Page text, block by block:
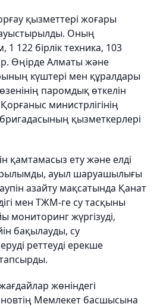
қызметтері жоғары
Оның
122 бірлік техника, 103
Өңірде Алматы және
күштері мен құралдары
паромдық өткелін
министрлігінің
қызметкерлері
қамтамасыз ету және елді
ауыл шаруашылығы
азайту мақсатында Қанат
мен ТЖМ-ге су тасқыны
мониторинг жүргізуді,
бақылауды, су
реттеуді ерекше
жөніндегі
Мемлекет басшысына